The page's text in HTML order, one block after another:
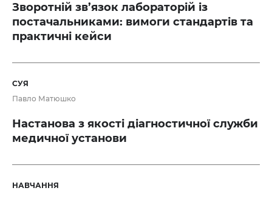
Зворотній зв’язок лабораторій із
постачальниками: вимоги стандартів та
практичні кейси
СУЯ
Павло Матюшко
Настанова з якості діагностичної служби
медичної установи
НАВЧАННЯ